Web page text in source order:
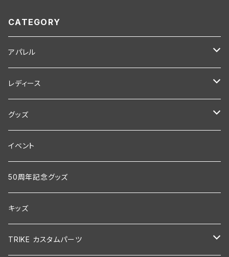
CATEGORY
アパレル
Tシャツ
ポロシャツ
半袖
ツナギ
ジャンパー
長袖
レディース
セットアップ
レディジョーカー
グッズ
CD
本
雑貨
ステッカー
イベント
50周年記念グッズ
キッズ
TRIKE カスタムパーツ